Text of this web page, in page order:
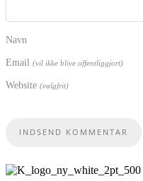
Navn
Email (vil ikke blive offentliggjort)
Website (valgfrit)